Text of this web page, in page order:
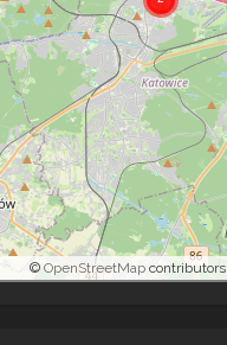
© OpenStreetMap contributors.